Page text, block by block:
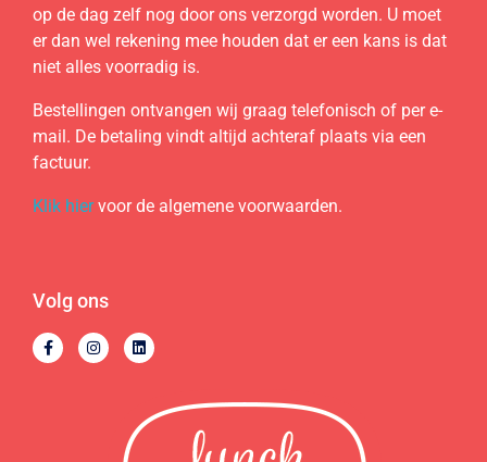
op de dag zelf nog door ons verzorgd worden. U moet
er dan wel rekening mee houden dat er een kans is dat
niet alles voorradig is.
Bestellingen ontvangen wij graag telefonisch of per e-
mail. De betaling vindt altijd achteraf plaats via een
factuur.
Klik hiervoor de algemene voorwaarden.
Volg ons